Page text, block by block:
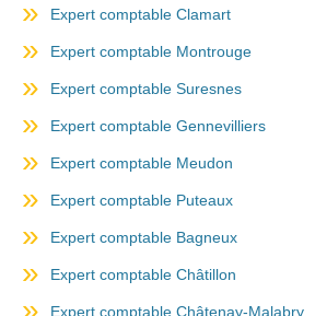
Expert comptable Clamart
Expert comptable Montrouge
Expert comptable Suresnes
Expert comptable Gennevilliers
Expert comptable Meudon
Expert comptable Puteaux
Expert comptable Bagneux
Expert comptable Châtillon
Expert comptable Châtenay-Malabry